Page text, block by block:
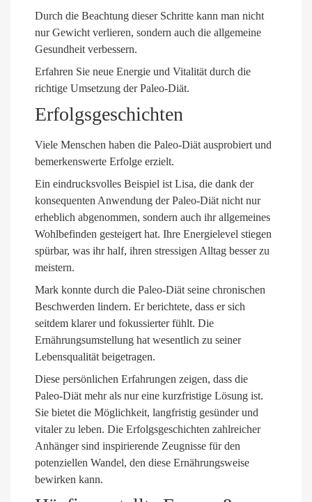
Durch die Beachtung dieser Schritte kann man nicht
nur Gewicht verlieren, sondern auch die allgemeine
Gesundheit verbessern.
Erfahren Sie neue Energie und Vitalität durch die
richtige Umsetzung der Paleo-Diät.
Erfolgsgeschichten
Viele Menschen haben die Paleo-Diät ausprobiert und
bemerkenswerte Erfolge erzielt.
Ein eindrucksvolles Beispiel ist Lisa, die dank der
konsequenten Anwendung der Paleo-Diät nicht nur
erheblich abgenommen, sondern auch ihr allgemeines
Wohlbefinden gesteigert hat. Ihre Energielevel stiegen
spürbar, was ihr half, ihren stressigen Alltag besser zu
meistern.
Mark konnte durch die Paleo-Diät seine chronischen
Beschwerden lindern. Er berichtete, dass er sich
seitdem klarer und fokussierter fühlt. Die
Ernährungsumstellung hat wesentlich zu seiner
Lebensqualität beigetragen.
Diese persönlichen Erfahrungen zeigen, dass die
Paleo-Diät mehr als nur eine kurzfristige Lösung ist.
Sie bietet die Möglichkeit, langfristig gesünder und
vitaler zu leben. Die Erfolgsgeschichten zahlreicher
Anhänger sind inspirierende Zeugnisse für den
potenziellen Wandel, den diese Ernährungsweise
bewirken kann.